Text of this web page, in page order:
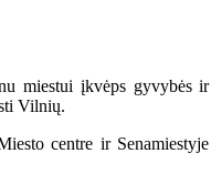
miestui įkvėps gyvybės ir
Vilnių.
centre ir Senamiestyje